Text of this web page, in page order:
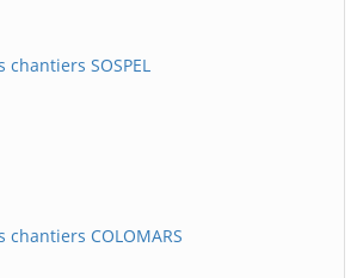
SOSPEL
chantiers COLOMARS